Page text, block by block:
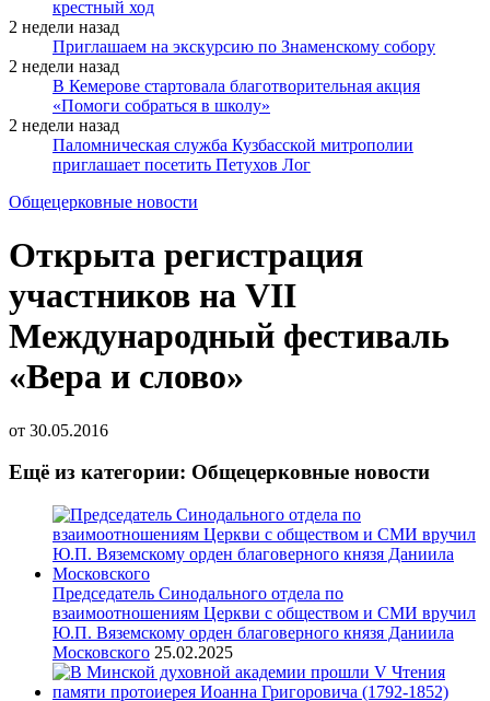
крестный ход
2 недели назад
Приглашаем на экскурсию по Знаменскому собору
2 недели назад
В Кемерове стартовала благотворительная акция
«Помоги собраться в школу»
2 недели назад
Паломническая служба Кузбасской митрополии
приглашает посетить Петухов Лог
Общецерковные новости
Открыта регистрация
участников на VII
Международный фестиваль
«Вера и слово»
от 30.05.2016
Ещё из категории: Общецерковные новости
Председатель Синодального отдела по
взаимоотношениям Церкви с обществом и СМИ вручил
Ю.П. Вяземскому орден благоверного князя Даниила
Московского 25.02.2025